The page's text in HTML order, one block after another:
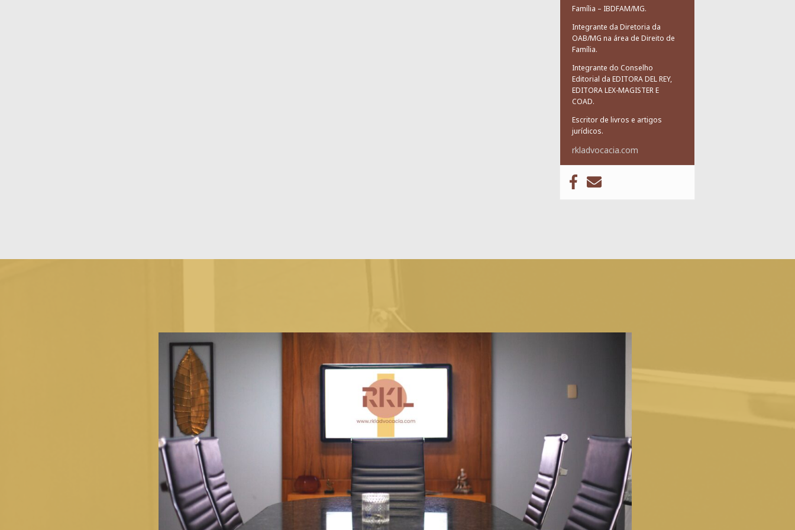
Família – IBDFAM/MG.
Integrante da Diretoria da
OAB/MG na área de Direito de
Família.
Integrante do Conselho
Editorial da EDITORA DEL REY,
EDITORA LEX-MAGISTER E
COAD.
Escritor de livros e artigos
jurídicos.
rkladvocacia.com